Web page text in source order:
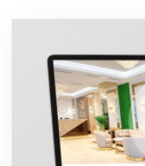
Во дворе
автомобильная
озеленение.
Рядом есть